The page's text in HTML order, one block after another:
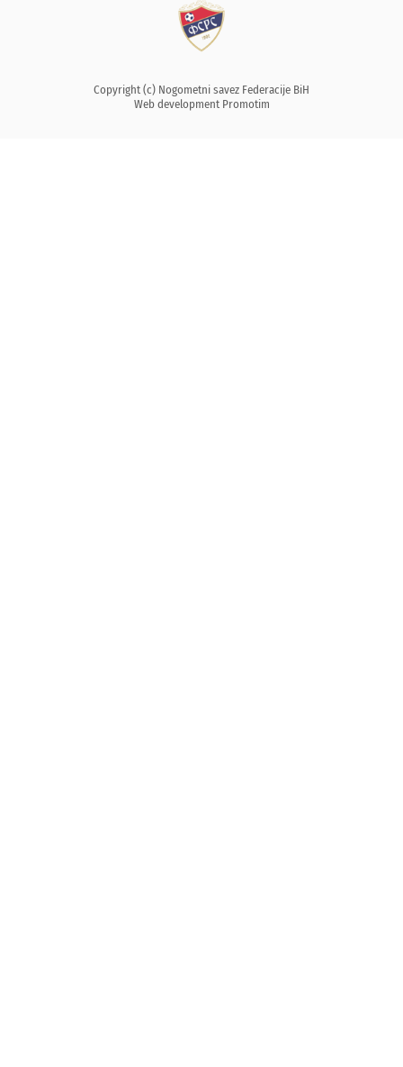
Copyright (c) Nogometni savez Federacije BiH
Web development Promotim